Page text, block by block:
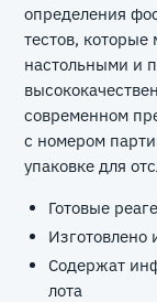
определения
тестов,
настольными и
современном
с номером
упаковке для
Готовые
Изготовлено
Содержат
лота